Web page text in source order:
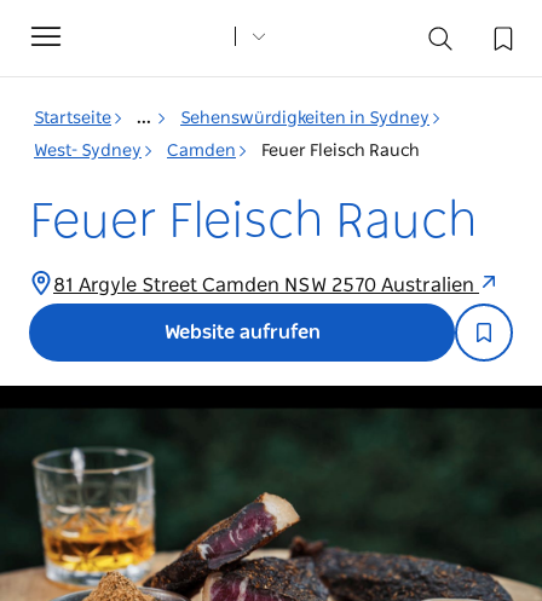
Toggle
navigation
Startseite ...
Sehenswürdigkeiten in Sydney
West- Sydney
Camden Feuer Fleisch Rauch
Feuer Fleisch Rauch
81 Argyle Street Camden NSW 2570 Australien
Website aufrufen